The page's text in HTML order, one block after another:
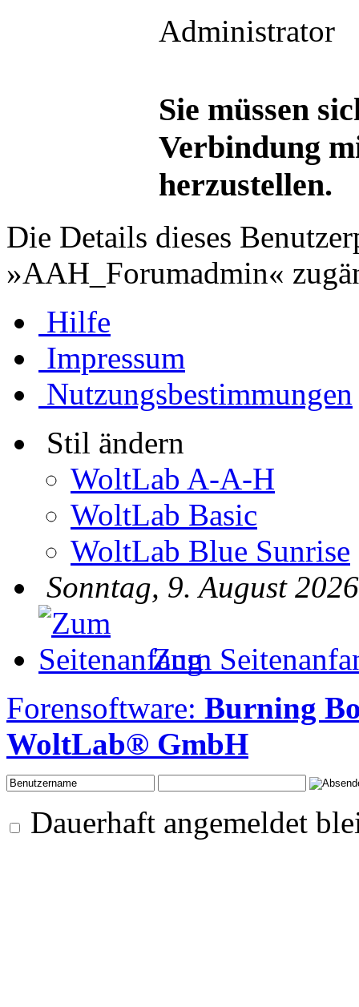
Administrator
Sie müssen
Verbindung
herzustellen.
Die Details dieses
»AAH_Forumadmin«
Hilfe
Impressum
Nutzungsbestimmungen
Stil ändern
WoltLab A-A-H
WoltLab Basic
WoltLab Blue Sunrise
Sonntag, 9. August
Zum
Forensoftware: Burning
WoltLab® GmbH
Dauerhaft angemeldet